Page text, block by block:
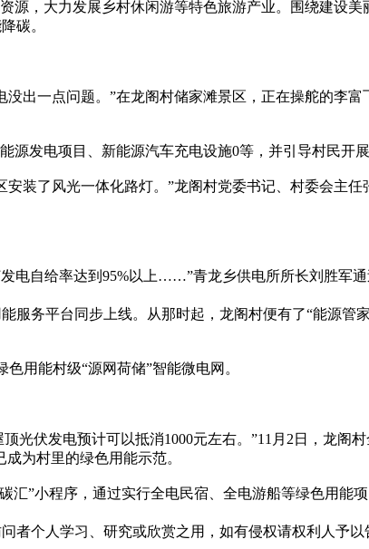
源，大力发展乡村休闲游等特色旅游产业。围绕建设
碳。
出一点问题。”在龙阁村储家滩景区，正在操舵的李
发电项目、新能源汽车充电设施0等，并引导村民开展
装了风光一体化路灯。”龙阁村党委书记、村委会主
电自给率达到95%以上……”青龙乡供电所所长刘胜军
务平台同步上线。从那时起，龙阁村便有了“能源管
用能村级“源网荷储”智能微电网。
光伏发电预计可以抵消1000元左右。”11月2日，龙阁
为村里的绿色用能示范。
”小程序，通过实行全电民宿、全电游船等绿色用能
者个人学习、研究或欣赏之用，如有侵权请权利人予以